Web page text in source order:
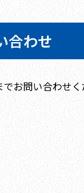
合わせ
お問い合わせく